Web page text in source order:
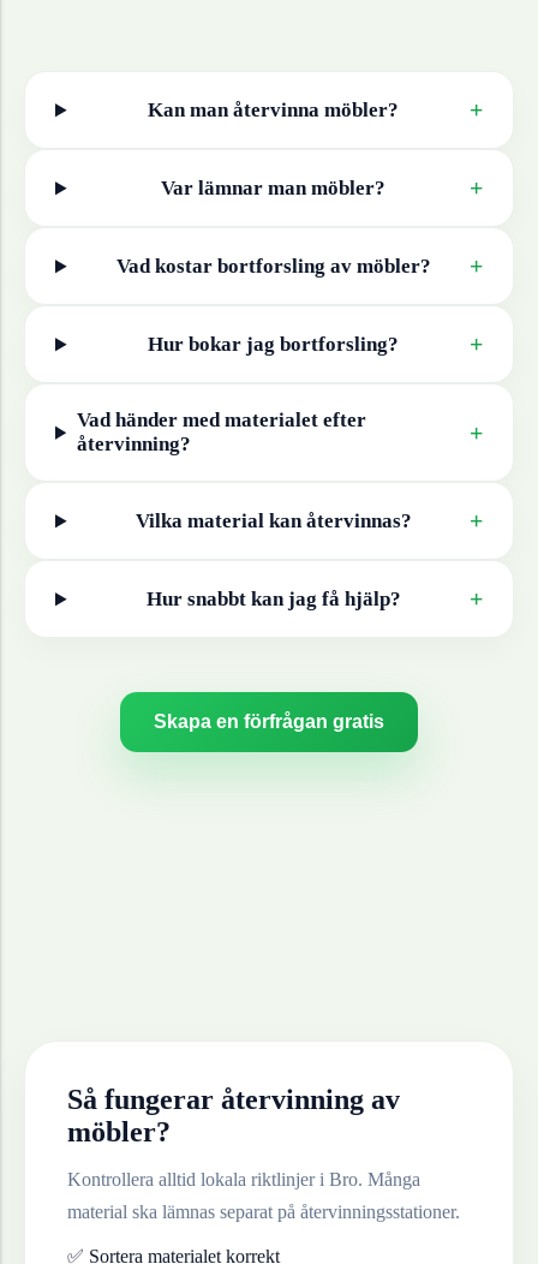
Kan man återvinna möbler? +
Var lämnar man möbler? +
Vad kostar bortforsling av möbler? +
Hur bokar jag bortforsling? +
Vad händer med materialet efter
återvinning?
+
Vilka material kan återvinnas? +
Hur snabbt kan jag få hjälp? +
Skapa en förfrågan gratis
Så fungerar återvinning av
möbler?
Kontrollera alltid lokala riktlinjer i Bro. Många
material ska lämnas separat på återvinningsstationer.
✅ Sortera materialet korrekt